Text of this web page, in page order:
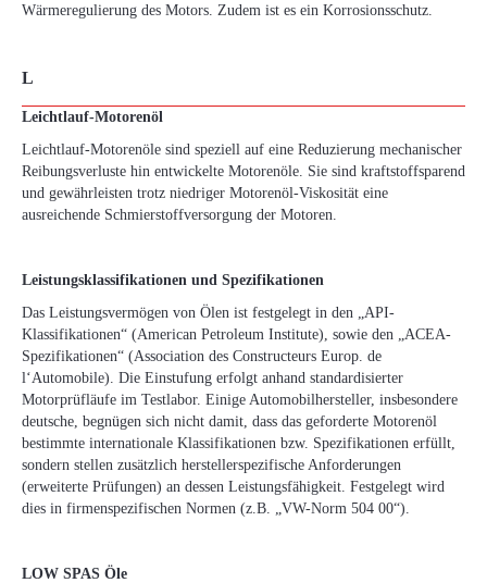
Wärmeregulierung des Motors. Zudem ist es ein Korrosionsschutz.
L
Leichtlauf-Motorenöl
Leichtlauf-Motorenöle sind speziell auf eine Reduzierung mechanischer
Reibungsverluste hin entwickelte Motorenöle. Sie sind kraftstoffsparend
und gewährleisten trotz niedriger Motorenöl-Viskosität eine
ausreichende Schmierstoffversorgung der Motoren.
Leistungsklassifikationen und Spezifikationen
Das Leistungsvermögen von Ölen ist festgelegt in den „API-
Klassifikationen“ (American Petroleum Institute), sowie den „ACEA-
Spezifikationen“ (Association des Constructeurs Europ. de
l‘Automobile). Die Einstufung erfolgt anhand standardisierter
Motorprüfläufe im Testlabor. Einige Automobilhersteller, insbesondere
deutsche, begnügen sich nicht damit, dass das geforderte Motorenöl
bestimmte internationale Klassifikationen bzw. Spezifikationen erfüllt,
sondern stellen zusätzlich herstellerspezifische Anforderungen
(erweiterte Prüfungen) an dessen Leistungsfähigkeit. Festgelegt wird
dies in firmenspezifischen Normen (z.B. „VW-Norm 504 00“).
LOW SPAS Öle